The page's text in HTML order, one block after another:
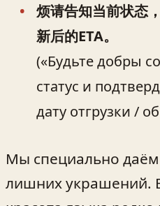
烦请告知当前状态
新后的ETA。
(«Будьте добры
статус и
дату отгрузки /
Мы специально
лишних украшений.